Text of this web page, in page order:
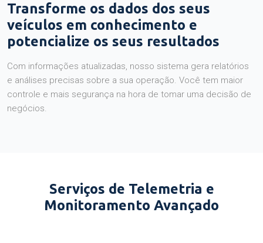
Transforme os dados dos seus
veículos em conhecimento e
potencialize os seus resultados
Com informações atualizadas, nosso sistema gera relatórios
e análises precisas sobre a sua operação. Você tem maior
controle e mais segurança na hora de tomar uma decisão de
negócios.
Serviços de Telemetria e
Monitoramento Avançado